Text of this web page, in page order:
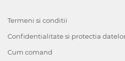
Termeni si conditii
Confidentialitate si protectia
Cum comand